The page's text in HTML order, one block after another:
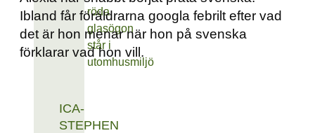
ICA-
STEPHEN
Ibland får föräldrarna googla febrilt efter vad
det är hon menar när hon på svenska
förklarar vad hon vill.